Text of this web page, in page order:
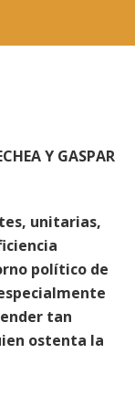
Y GASPAR
unitarias,
político de
tan
ostenta la